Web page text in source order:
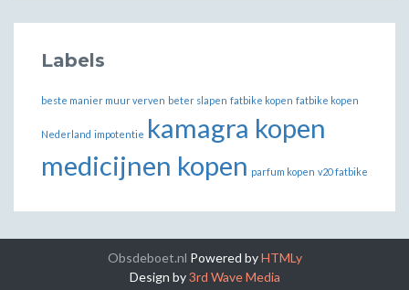
Labels
beste manier muur verven beter slapen fatbike kopen fatbike kopen
Nederland impotentie kamagra kopen
medicijnen kopen parfum kopen v20 fatbike
Obsdeboet.nl Powered byHTMLy
Design by3rd Wave Media